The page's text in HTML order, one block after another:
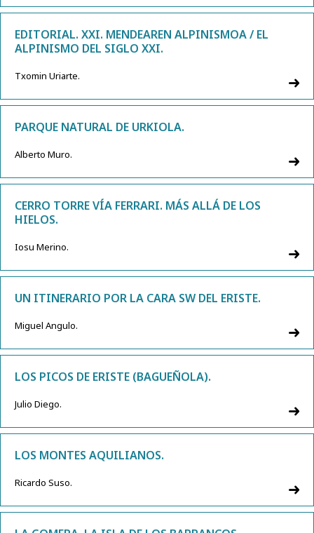
EDITORIAL. XXI. MENDEAREN ALPINISMOA / EL
ALPINISMO DEL SIGLO XXI.
Txomin Uriarte.
PARQUE NATURAL DE URKIOLA.
Alberto Muro.
CERRO TORRE VÍA FERRARI. MÁS ALLÁ DE LOS
HIELOS.
Iosu Merino.
UN ITINERARIO POR LA CARA SW DEL ERISTE.
Miguel Angulo.
LOS PICOS DE ERISTE (BAGUEÑOLA).
Julio Diego.
LOS MONTES AQUILIANOS.
Ricardo Suso.